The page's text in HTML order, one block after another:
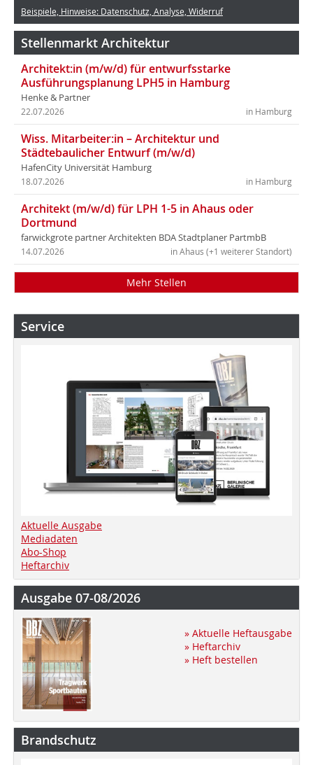
Beispiele, Hinweise: Datenschutz, Analyse, Widerruf
Stellenmarkt Architektur
Architekt:in (m/w/d) für entwurfsstarke
Ausführungsplanung LPH5 in Hamburg
Henke & Partner
in Hamburg
22.07.2026
Wiss. Mitarbeiter:in – Architektur und
Städtebaulicher Entwurf (m/w/d)
HafenCity Universität Hamburg
in Hamburg
18.07.2026
Architekt (m/w/d) für LPH 1-5 in Ahaus oder
Dortmund
farwickgrote partner Architekten BDA Stadtplaner PartmbB
in Ahaus (+1 weiterer Standort)
14.07.2026
Mehr Stellen
Service
Aktuelle Ausgabe
Mediadaten
Abo-Shop
Heftarchiv
Ausgabe 07-08/2026
» Aktuelle Heftausgabe
» Heftarchiv
» Heft bestellen
Brandschutz